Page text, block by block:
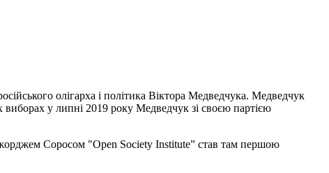
олігарха і політика Віктора Медведчука. Медведчук
у липні 2019 року Медведчук зі своєю партією
Соросом "Open Society Institute” став там першою